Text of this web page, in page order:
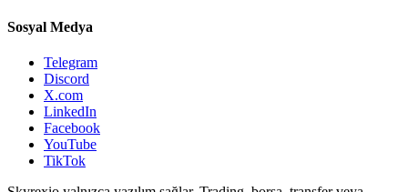
Sosyal Medya
Telegram
Discord
X.com
LinkedIn
Facebook
YouTube
TikTok